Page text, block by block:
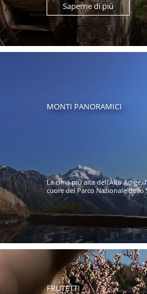
Saperne di più
MONTI PANORAMICI
La cima più alta dell’Alto Adige,
cuore del Parco Nazionale dello
FRUTETTI